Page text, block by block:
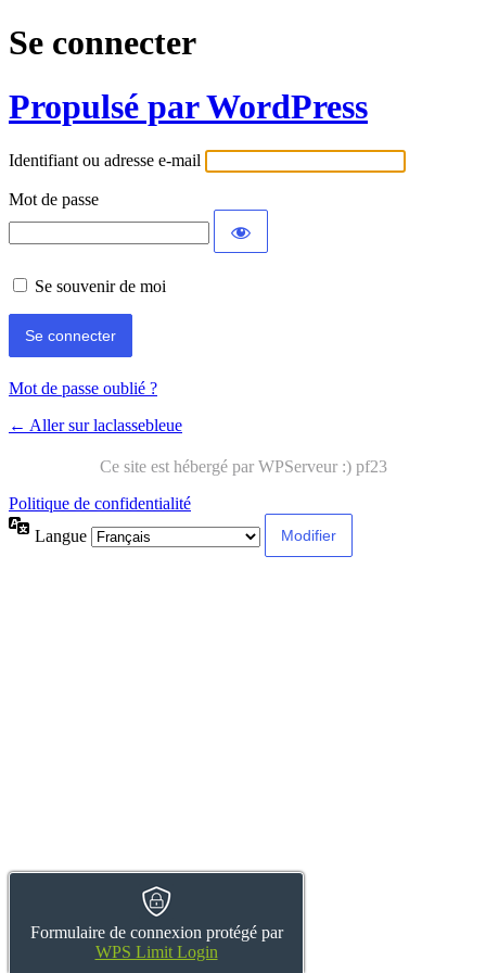
Se connecter
Propulsé par WordPress
Identifiant ou adresse e-mail
Mot de passe
Formulaire de connexion protégé par
WPS Limit Login
Se souvenir de moi
Mot de passe oublié ?
← Aller sur laclassebleue
Politique de confidentialité
Langue